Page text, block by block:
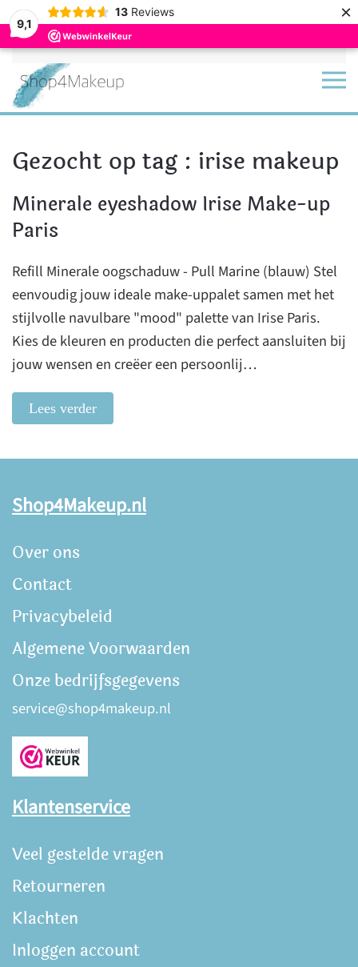
9,1
13 Reviews ×
Terug naar hoofdinhoud
Gezocht op tag : irise makeup
Minerale eyeshadow Irise Make-up
Paris
Refill Minerale oogschaduw - Pull Marine (blauw) Stel
eenvoudig jouw ideale make-uppalet samen met het
stijlvolle navulbare "mood" palette van Irise Paris.
Kies de kleuren en producten die perfect aansluiten bij
jouw wensen en creëer een persoonlij…
Lees verder
Shop4Makeup.nl
Over ons
Contact
Privacybeleid
Algemene Voorwaarden
Onze bedrijfsgegevens
service@shop4makeup.nl
Klantenservice
Veel gestelde vragen
Retourneren
Klachten
Inloggen account